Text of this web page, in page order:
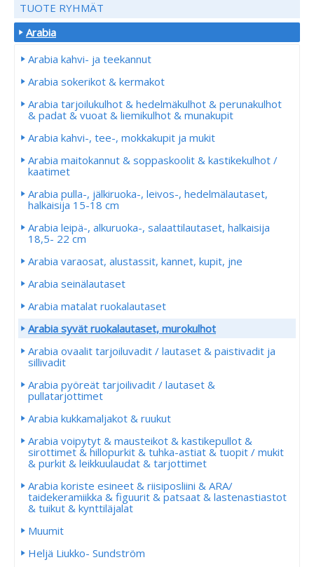
TUOTE RYHMÄT
Arabia
Arabia kahvi- ja teekannut
Arabia sokerikot & kermakot
Arabia tarjoilukulhot & hedelmäkulhot & perunakulhot
& padat & vuoat & liemikulhot & munakupit
Arabia kahvi-, tee-, mokkakupit ja mukit
Arabia maitokannut & soppaskoolit & kastikekulhot /
kaatimet
Arabia pulla-, jälkiruoka-, leivos-, hedelmälautaset,
halkaisija 15-18 cm
Arabia leipä-, alkuruoka-, salaattilautaset, halkaisija
18,5- 22 cm
Arabia varaosat, alustassit, kannet, kupit, jne
Arabia seinälautaset
Arabia matalat ruokalautaset
Arabia syvät ruokalautaset, murokulhot
Arabia ovaalit tarjoiluvadit / lautaset & paistivadit ja
sillivadit
Arabia pyöreät tarjoilivadit / lautaset &
pullatarjottimet
Arabia kukkamaljakot & ruukut
Arabia voipytyt & mausteikot & kastikepullot &
sirottimet & hillopurkit & tuhka-astiat & tuopit / mukit
& purkit & leikkuulaudat & tarjottimet
Arabia koriste esineet & riisiposliini & ARA/
taidekeramiikka & figuurit & patsaat & lastenastiastot
& tuikut & kynttiläjalat
Muumit
Heljä Liukko- Sundström